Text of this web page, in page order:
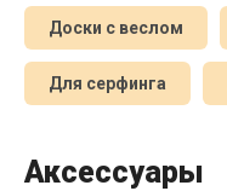
Доски с веслом
Для серфинга
Аксессуары